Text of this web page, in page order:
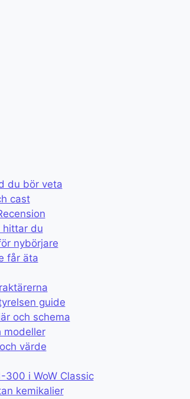
du bör veta
cast
hittar du
nybörjare
får äta
guide
och schema
modeller
värde
300 i WoW Classic
kemikalier